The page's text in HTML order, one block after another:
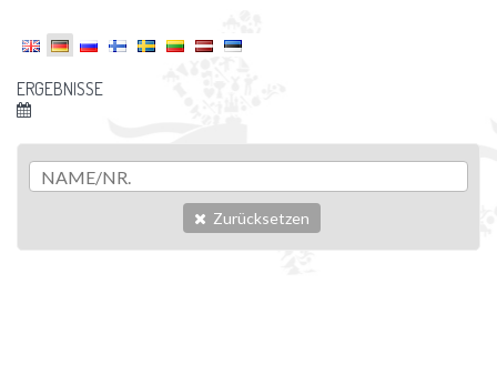
ERGEBNISSE
Zurücksetzen